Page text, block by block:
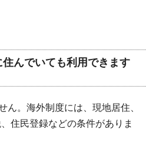
んでいても利用できます
ん。海外制度には、現地居住、
住民登録などの条件がありま